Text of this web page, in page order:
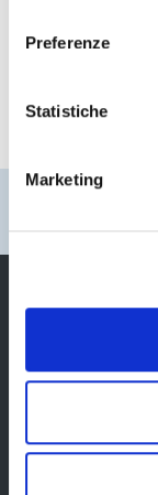
Preferenze
Statistiche
Marketing